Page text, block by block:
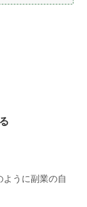
ように副業の自